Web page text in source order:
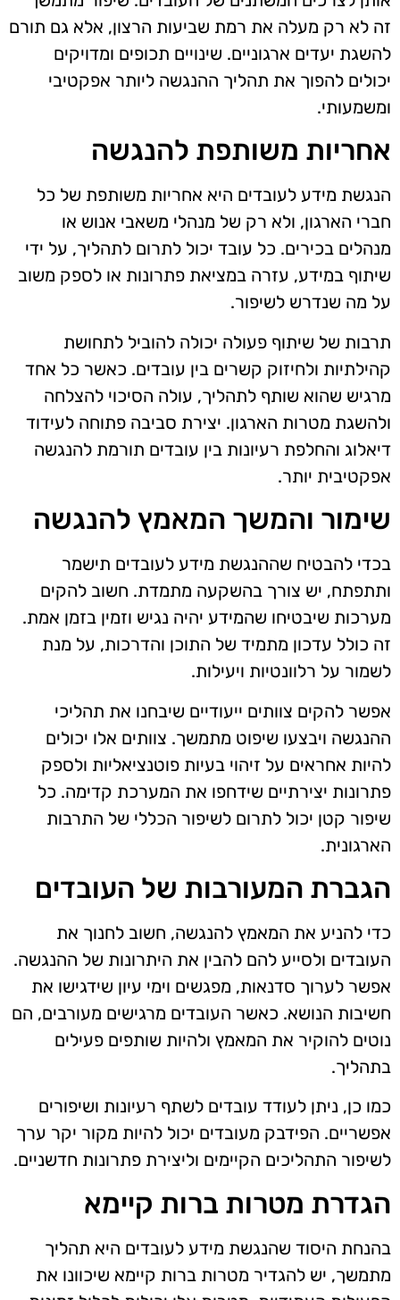
זה לא רק מעלה את רמת שביעות הרצון, אלא גם תורם
להשגת יעדים ארגוניים. שינויים תכופים ומדויקים
יכולים להפוך את תהליך ההנגשה ליותר אפקטיבי
ומשמעותי.
אחריות משותפת להנגשה
הנגשת מידע לעובדים היא אחריות משותפת של כל
חברי הארגון, ולא רק של מנהלי משאבי אנוש או
מנהלים בכירים. כל עובד יכול לתרום לתהליך, על ידי
שיתוף במידע, עזרה במציאת פתרונות או לספק משוב
על מה שנדרש לשיפור.
תרבות של שיתוף פעולה יכולה להוביל לתחושת
קהילתיות ולחיזוק קשרים בין עובדים. כאשר כל אחד
מרגיש שהוא שותף לתהליך, עולה הסיכוי להצלחה
ולהשגת מטרות הארגון. יצירת סביבה פתוחה לעידוד
דיאלוג והחלפת רעיונות בין עובדים תורמת להנגשה
אפקטיבית יותר.
שימור והמשך המאמץ להנגשה
בכדי להבטיח שההנגשת מידע לעובדים תישמר
ותתפתח, יש צורך בהשקעה מתמדת. חשוב להקים
מערכות שיבטיחו שהמידע יהיה נגיש וזמין בזמן אמת.
זה כולל עדכון מתמיד של התוכן והדרכות, על מנת
לשמור על רלוונטיות ויעילות.
אפשר להקים צוותים ייעודיים שיבחנו את תהליכי
ההנגשה ויבצעו שיפוט מתמשך. צוותים אלו יכולים
להיות אחראים על זיהוי בעיות פוטנציאליות ולספק
פתרונות יצירתיים שידחפו את המערכת קדימה. כל
שיפור קטן יכול לתרום לשיפור הכללי של התרבות
הארגונית.
הגברת המעורבות של העובדים
כדי להניע את המאמץ להנגשה, חשוב לחנוך את
העובדים ולסייע להם להבין את היתרונות של ההנגשה.
אפשר לערוך סדנאות, מפגשים וימי עיון שידגישו את
חשיבות הנושא. כאשר העובדים מרגישים מעורבים, הם
נוטים להוקיר את המאמץ ולהיות שותפים פעילים
בתהליך.
כמו כן, ניתן לעודד עובדים לשתף רעיונות ושיפורים
אפשריים. הפידבק מעובדים יכול להיות מקור יקר ערך
לשיפור התהליכים הקיימים וליצירת פתרונות חדשניים.
הגדרת מטרות ברות קיימא
בהנחת היסוד שהנגשת מידע לעובדים היא תהליך
מתמשך, יש להגדיר מטרות ברות קיימא שיכוונו את